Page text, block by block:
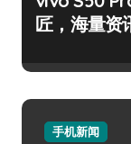
匠，海量资
手机新闻